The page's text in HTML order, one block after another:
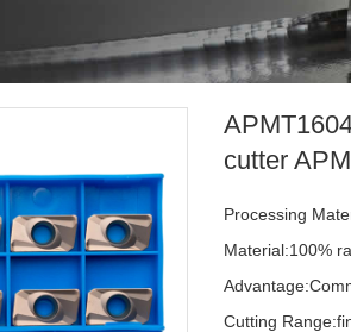
cutter
Processing
Material:100%
Cutting